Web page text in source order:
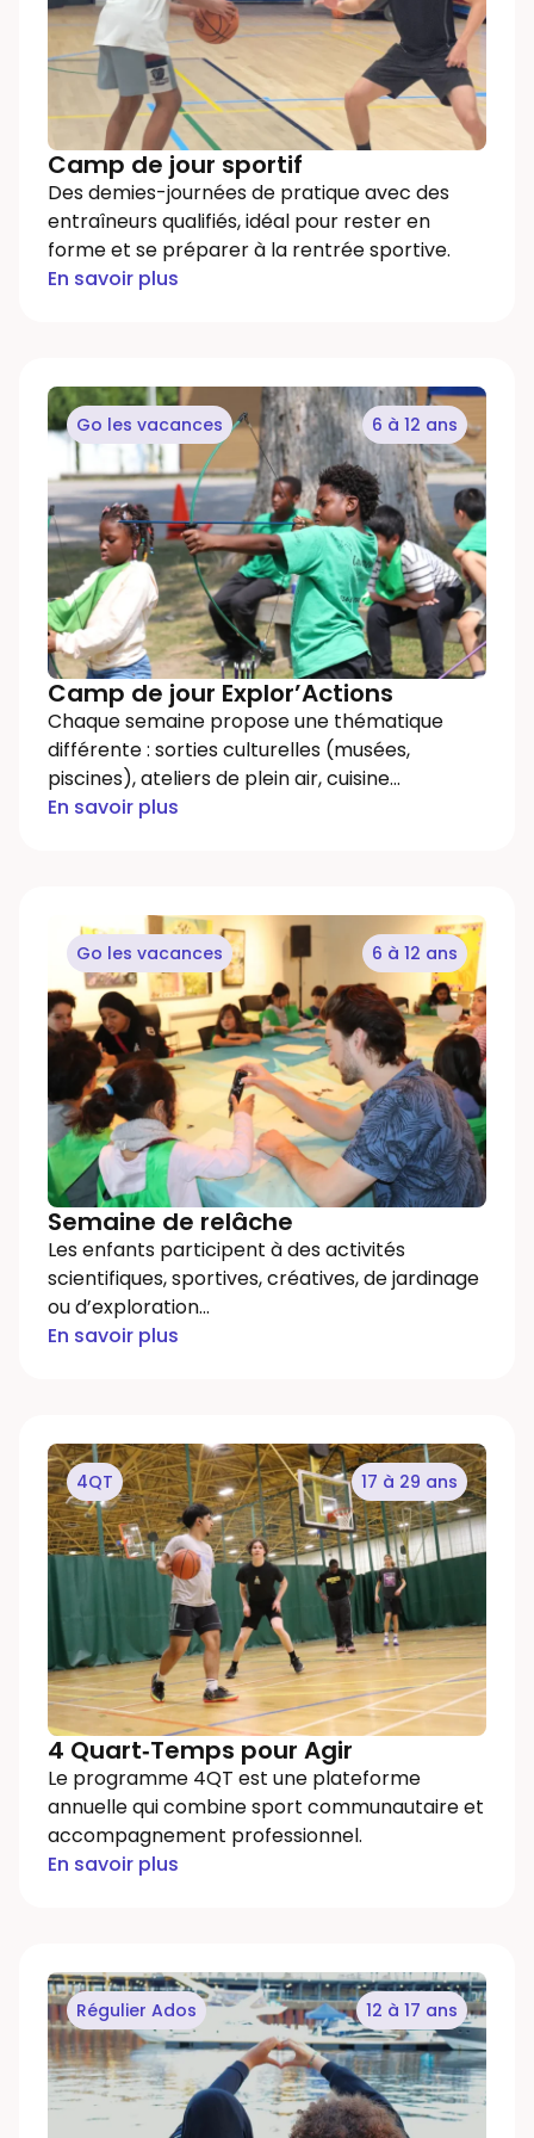
Camp de jour sportif
Des demies-journées de pratique avec des
entraîneurs qualifiés, idéal pour rester en
forme et se préparer à la rentrée sportive.
En savoir plus
6 à 12 ans
Go les vacances
Camp de jour Explor’Actions
Chaque semaine propose une thématique
différente : sorties culturelles (musées,
piscines), ateliers de plein air, cuisine…
En savoir plus
6 à 12 ans
Go les vacances
Semaine de relâche
Les enfants participent à des activités
scientifiques, sportives, créatives, de jardinage
ou d’exploration…
En savoir plus
17 à 29 ans
4QT
4 Quart‐Temps pour Agir
Le programme 4QT est une plateforme
annuelle qui combine sport communautaire et
accompagnement professionnel.
En savoir plus
12 à 17 ans
Régulier Ados